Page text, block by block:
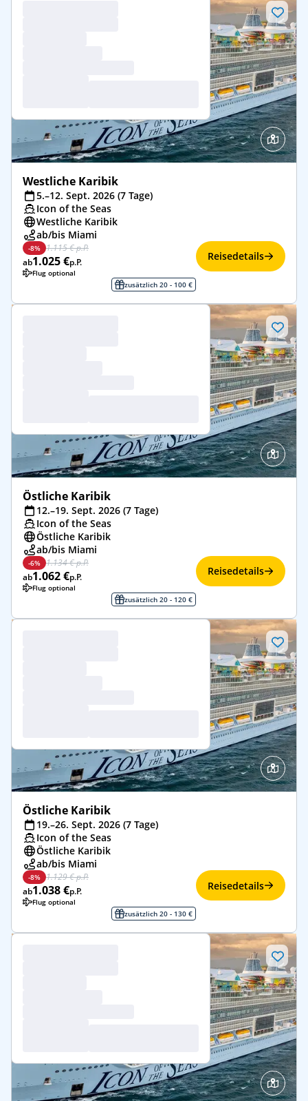
Westliche Karibik
5.–12. Sept. 2026 (7 Tage)
Icon of the Seas
Westliche Karibik
ab/bis Miami
-8% 1.115 € p.P.
ab1.025 €p.P.
Flug optional
zusätzlich 20 - 100 €
Reisedetails
Östliche Karibik
12.–19. Sept. 2026 (7 Tage)
Icon of the Seas
Östliche Karibik
ab/bis Miami
-6% 1.134 € p.P.
ab1.062 €p.P.
Flug optional
zusätzlich 20 - 120 €
Reisedetails
Östliche Karibik
19.–26. Sept. 2026 (7 Tage)
Icon of the Seas
Östliche Karibik
ab/bis Miami
-8% 1.129 € p.P.
ab1.038 €p.P.
Flug optional
zusätzlich 20 - 130 €
Reisedetails